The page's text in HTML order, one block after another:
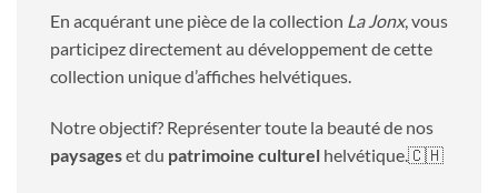
En acquérant une pièce de la collection La Jonx, vous
participez directement au développement de cette
collection unique d’affiches helvétiques.
Notre objectif? Représenter toute la beauté de nos
paysageset du patrimoine culturel helvétique.🇨🇭